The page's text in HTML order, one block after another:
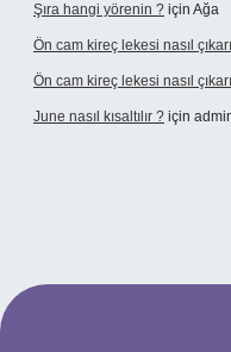
Şıra hangi yörenin ? için Ağa
Ön cam kireç lekesi nasıl
Ön cam kireç lekesi nasıl
June nasıl kısaltılır ? için
giriş